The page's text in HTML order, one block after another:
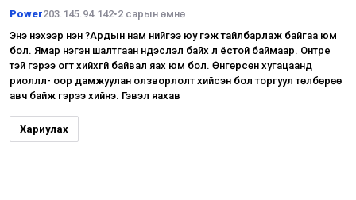
Power203.145.94.142•2 сарын өмнө
Энэ үнэхээр үнэн үү?Ардын нам үүнийгээ юу гэж тайлбарлаж байгаа юм
бол. Ямар нэгэн шалтгаан үндэслэл байх л ёстой баймаар. Онтрe
тэй гэрээ огт хийхгүй байвал яах юм бол. Өнгөрсөн хугацаанд
риоллл- оор дамжуулан олзворлолт хийсэн бол торгуул төлбөрөө
авч байж гэрээ хийнэ. Гэвэл яахав
Хариулах